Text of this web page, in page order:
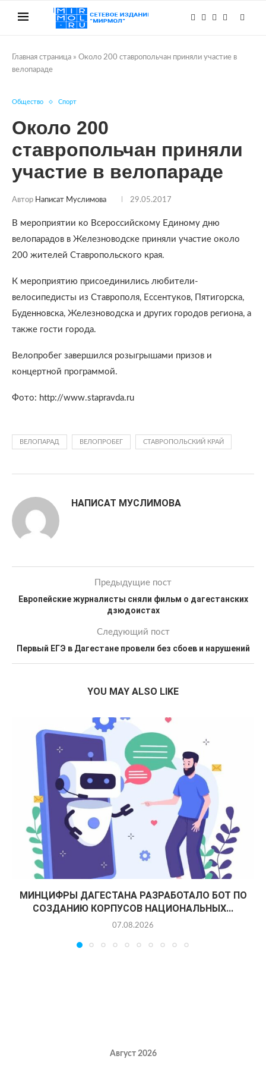
Главная страница » Около 200 ставропольчан приняли участие в
велопараде
Общество Спорт
Около 200
ставропольчан приняли
участие в велопараде
Автор Написат Муслимова 29.05.2017
В мероприятии ко Всероссийскому Единому дню
велопарадов в Железноводске приняли участие около
200 жителей Ставропольского края.
К мероприятию присоединились любители-
велосипедисты из Ставрополя, Ессентуков, Пятигорска,
Буденновска, Железноводска и других городов региона, а
также гости города.
Велопробег завершился розыгрышами призов и
концертной программой.
Фото: http://www.stapravda.ru
ВЕЛОПАРАД ВЕЛОПРОБЕГ СТАВРОПОЛЬСКИЙ КРАЙ
НАПИСАТ МУСЛИМОВА
Предыдущие пост
Европейские журналисты сняли фильм о дагестанских
дзюдоистах
Следующий пост
Первый ЕГЭ в Дагестане провели без сбоев и нарушений
YOU MAY ALSO LIKE
МИНЦИФРЫ ДАГЕСТАНА РАЗРАБОТАЛО БОТ ПО
СОЗДАНИЮ КОРПУСОВ НАЦИОНАЛЬНЫХ...
07.08.2026
Август 2026